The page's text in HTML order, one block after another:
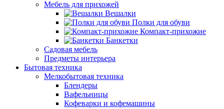
Мебель для прихожей
Вешалки
Полки для обуви
Компакт-прихожие
Банкетки
Садовая мебель
Предметы интерьера
Бытовая техника
Мелкобытовая техника
Блендеры
Вафельницы
Кофеварки и кофемашины